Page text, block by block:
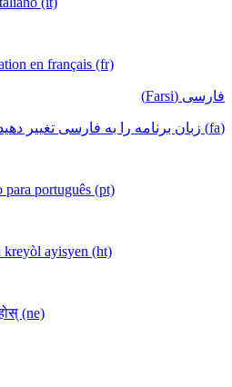
en français (fr)
فارسی (Farsi)
(fa) زبان برنامه را به فارسی تغییر دهید
português (pt)
kreyòl ayisyen (ht)
(ne)